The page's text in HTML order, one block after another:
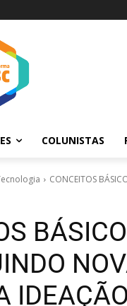
COLUNISTAS
CONCEITOS